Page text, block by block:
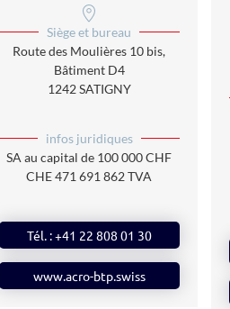
Siège et bureau
Route des Moulières 10 bis,
Bâtiment D4
1242 SATIGNY
infos juridiques
SA au capital de 100 000 CHF
CHE 471 691 862 TVA
Tél. : +41 22 808 01 30
www.acro-btp.swiss